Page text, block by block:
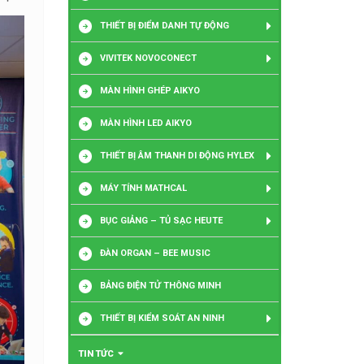
THIẾT BỊ ĐIỂM DANH TỰ ĐỘNG
VIVITEK NOVOCONECT
MÀN HÌNH GHÉP AIKYO
MÀN HÌNH LED AIKYO
THIẾT BỊ ÂM THANH DI ĐỘNG HYLEX
MÁY TÍNH MATHCAL
BỤC GIẢNG – TỦ SẠC HEUTE
ĐÀN ORGAN – BEE MUSIC
BẢNG ĐIỆN TỬ THÔNG MINH
THIẾT BỊ KIỂM SOÁT AN NINH
TIN TỨC